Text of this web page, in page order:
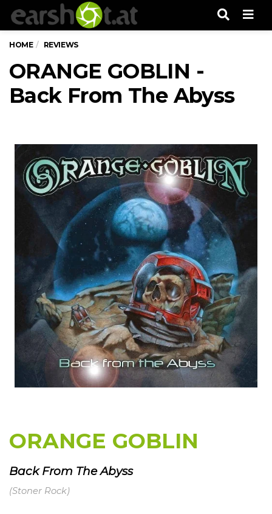
HOME REVIEWS
ORANGE GOBLIN -
Back From The Abyss
ORANGE GOBLIN
Back From The Abyss
(Stoner Rock)